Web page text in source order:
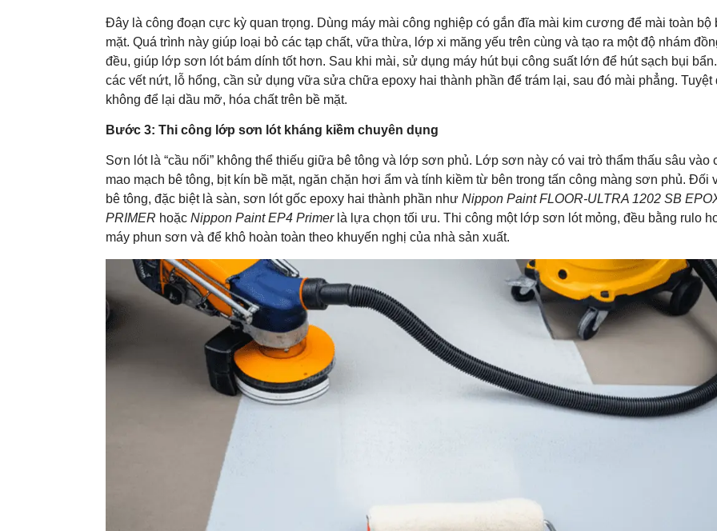
Đây là công đoạn cực kỳ quan trọng. Dùng máy mài công nghiệp có gắn đĩa mài kim cương để mài toàn bộ
mặt. Quá trình này giúp loại bỏ các tạp chất, vữa thừa, lớp xi măng yếu trên cùng và tạo ra một độ nhám
đều, giúp lớp sơn lót bám dính tốt hơn. Sau khi mài, sử dụng máy hút bụi công suất lớn để hút sạch bụi
các vết nứt, lỗ hổng, cần sử dụng vữa sửa chữa epoxy hai thành phần để trám lại, sau đó mài phẳng. Tuyệt
không để lại dầu mỡ, hóa chất trên bề mặt.
Bước 3: Thi công lớp sơn lót kháng kiềm chuyên dụng
Sơn lót là “cầu nối” không thể thiếu giữa bê tông và lớp sơn phủ. Lớp sơn này có vai trò thẩm thấu sâu vào
mao mạch bê tông, bịt kín bề mặt, ngăn chặn hơi ẩm và tính kiềm từ bên trong tấn công màng sơn phủ. Đối
bê tông, đặc biệt là sàn, sơn lót gốc epoxy hai thành phần như Nippon Paint FLOOR-ULTRA 1202 SB
PRIMER hoặc Nippon Paint EP4 Primerlà lựa chọn tối ưu. Thi công một lớp sơn lót mỏng, đều bằng rulo
máy phun sơn và để khô hoàn toàn theo khuyến nghị của nhà sản xuất.